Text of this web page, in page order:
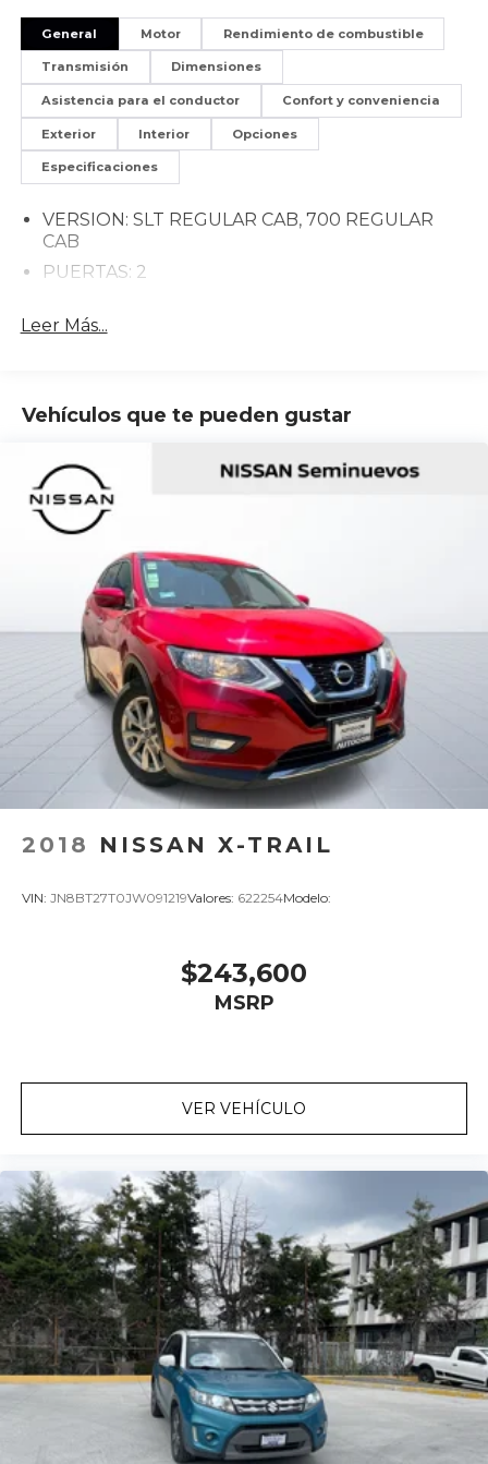
General Motor Rendimiento de combustible
Transmisión Dimensiones
Asistencia para el conductor Confort y conveniencia
Exterior Interior Opciones
Especificaciones
VERSION: SLT REGULAR CAB, 700 REGULAR
CAB
PUERTAS: 2
Leer Más...
Vehículos que te pueden gustar
2018 NISSAN X-TRAIL
VIN: JN8BT27T0JW091219Valores: 622254Modelo:
$243,600
MSRP
VER VEHÍCULO